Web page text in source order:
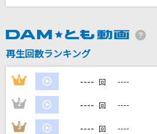
back number
[生音]桜
コブクロ
[生音]紫煙
神野美伽
再生回数ランキング
1 ---- 回 ----
2 ---- 回 ----
3 ---- 回 ----